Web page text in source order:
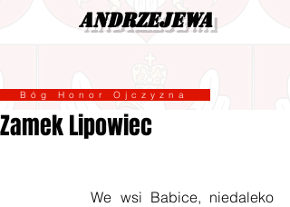
Andrzejewa
Honor Ojczyzna
Zamek Lipowiec
We wsi Babice, niedaleko